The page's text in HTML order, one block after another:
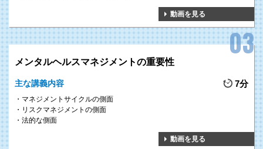
動画を見る
メンタルヘルスマネジメントの重要性
主な講義内容 7分
マネジメントサイクルの側面
リスクマネジメントの側面
法的な側面
動画を見る